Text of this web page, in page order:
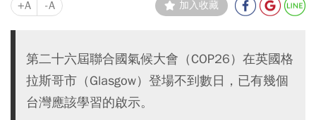
+A -A 加入收藏
第二十六屆聯合國氣候大會（COP26）在英國格
拉斯哥市（Glasgow）登場不到數日，已有幾個
台灣應該學習的啟示。